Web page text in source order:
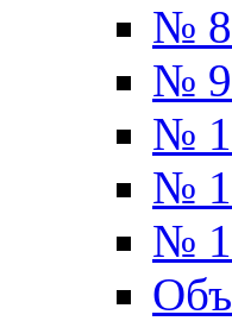
№
№
№
№
№